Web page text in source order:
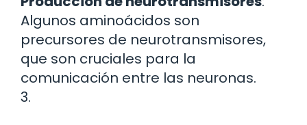
Algunos aminoácidos son
precursores de neurotransmisores,
que son cruciales para la
comunicación entre las neuronas.
3.